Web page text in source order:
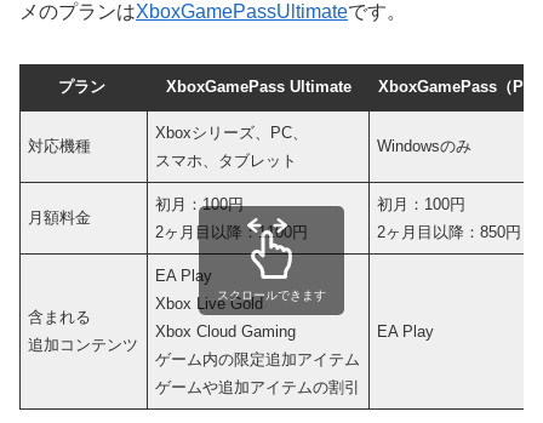
メのプランはXboxGamePassUltimateです。
プラン XboxGamePass Ultimate XboxGamePass（PC
対応機種
Xboxシリーズ、PC、
スマホ、タブレット
Windowsのみ
月額料金
初月：100円
2ヶ月目以降：1100円
初月：100円
2ヶ月目以降：850円
含まれる
追加コンテンツ
EA Play
Xbox Live Gold
Xbox Cloud Gaming
ゲーム内の限定追加アイテム
ゲームや追加アイテムの割引
EA Play
スクロールできます